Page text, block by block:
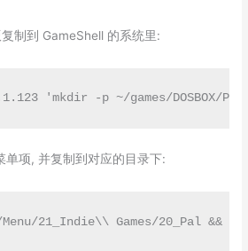
制到 GameShell 的系统里:
'mkdir -p ~/games/DOSBOX/
单项, 并复制到对应的目录下:
21_Indie\\ Games/20_Pal &&